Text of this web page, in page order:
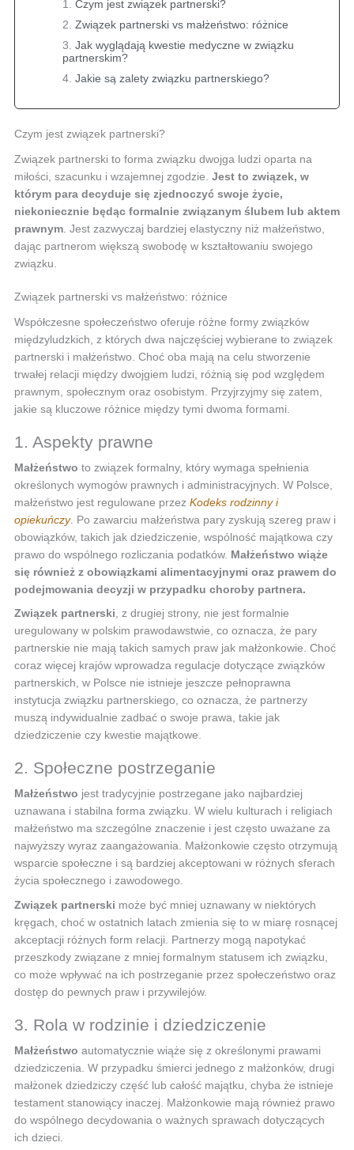
Czym jest związek partnerski?
Związek partnerski vs małżeństwo: różnice
Jak wyglądają kwestie medyczne w związku
partnerskim?
Jakie są zalety związku partnerskiego?
Czym jest związek partnerski?
Związek partnerski to forma związku dwojga ludzi oparta na
miłości, szacunku i wzajemnej zgodzie. Jest to związek, w
którym para decyduje się zjednoczyć swoje życie,
niekoniecznie będąc formalnie związanym ślubem lub aktem
prawnym. Jest zazwyczaj bardziej elastyczny niż małżeństwo,
dając partnerom większą swobodę w kształtowaniu swojego
związku.
Związek partnerski vs małżeństwo: różnice
Współczesne społeczeństwo oferuje różne formy związków
międzyludzkich, z których dwa najczęściej wybierane to związek
partnerski i małżeństwo. Choć oba mają na celu stworzenie
trwałej relacji między dwojgiem ludzi, różnią się pod względem
prawnym, społecznym oraz osobistym. Przyjrzyjmy się zatem,
jakie są kluczowe różnice między tymi dwoma formami.
1. Aspekty prawne
Małżeństwo to związek formalny, który wymaga spełnienia
określonych wymogów prawnych i administracyjnych. W Polsce,
małżeństwo jest regulowane przez Kodeks rodzinny i
opiekuńczy. Po zawarciu małżeństwa pary zyskują szereg praw i
obowiązków, takich jak dziedziczenie, wspólność majątkowa czy
prawo do wspólnego rozliczania podatków. Małżeństwo wiąże
się również z obowiązkami alimentacyjnymi oraz prawem do
podejmowania decyzji w przypadku choroby partnera.
Związek partnerski, z drugiej strony, nie jest formalnie
uregulowany w polskim prawodawstwie, co oznacza, że pary
partnerskie nie mają takich samych praw jak małżonkowie. Choć
coraz więcej krajów wprowadza regulacje dotyczące związków
partnerskich, w Polsce nie istnieje jeszcze pełnoprawna
instytucja związku partnerskiego, co oznacza, że partnerzy
muszą indywidualnie zadbać o swoje prawa, takie jak
dziedziczenie czy kwestie majątkowe.
2. Społeczne postrzeganie
Małżeństwo jest tradycyjnie postrzegane jako najbardziej
uznawana i stabilna forma związku. W wielu kulturach i religiach
małżeństwo ma szczególne znaczenie i jest często uważane za
najwyższy wyraz zaangażowania. Małżonkowie często otrzymują
wsparcie społeczne i są bardziej akceptowani w różnych sferach
życia społecznego i zawodowego.
Związek partnerski może być mniej uznawany w niektórych
kręgach, choć w ostatnich latach zmienia się to w miarę rosnącej
akceptacji różnych form relacji. Partnerzy mogą napotykać
przeszkody związane z mniej formalnym statusem ich związku,
co może wpływać na ich postrzeganie przez społeczeństwo oraz
dostęp do pewnych praw i przywilejów.
3. Rola w rodzinie i dziedziczenie
Małżeństwo automatycznie wiąże się z określonymi prawami
dziedziczenia. W przypadku śmierci jednego z małżonków, drugi
małżonek dziedziczy część lub całość majątku, chyba że istnieje
testament stanowiący inaczej. Małżonkowie mają również prawo
do wspólnego decydowania o ważnych sprawach dotyczących
ich dzieci.